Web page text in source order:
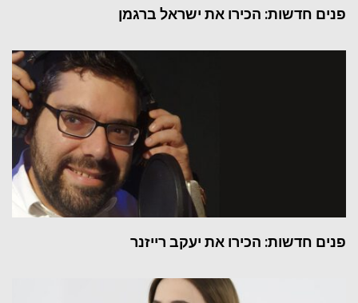
פנים חדשות: הכירו את ישראל ברגמן
פנים חדשות: הכירו את יעקב רייזנר